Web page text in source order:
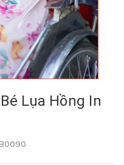
Lụa Hồng In